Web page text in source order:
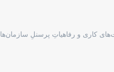
کاری و رفاهیاتِ پرسنلِ سازمان‌ها